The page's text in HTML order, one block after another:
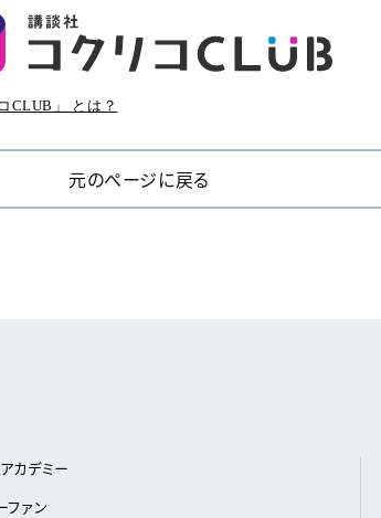
CLUB」 とは？
元のページに戻る
カデミー
ファン